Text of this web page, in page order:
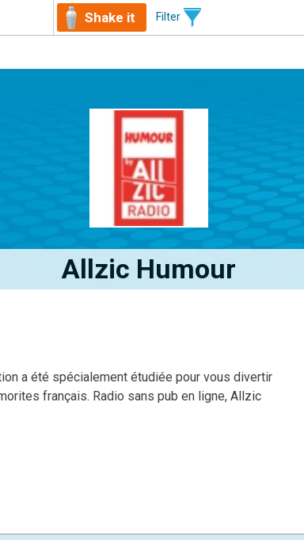
Shake it Filter
Allzic Humour
a été spécialement étudiée pour vous divertir
français. Radio sans pub en ligne, Allzic